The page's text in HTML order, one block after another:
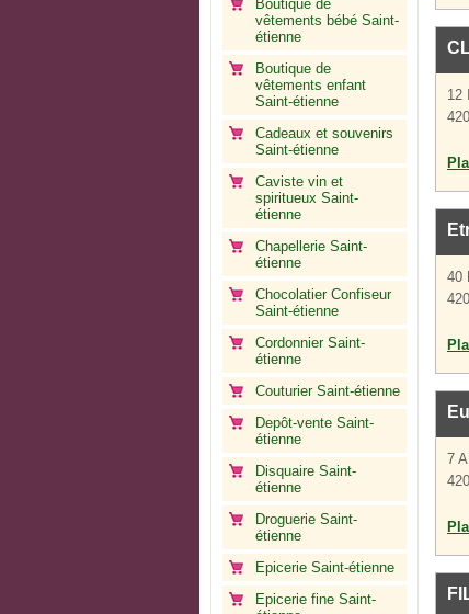
Boutique de
vêtements bébé Saint-
étienne
Boutique de
vêtements enfant
Saint-étienne
Cadeaux et souvenirs
Saint-étienne
Caviste vin et
spiritueux Saint-
étienne
Chapellerie Saint-
étienne
Chocolatier Confiseur
Saint-étienne
Cordonnier Saint-
étienne
Couturier Saint-étienne
Depôt-vente Saint-
étienne
Disquaire Saint-
étienne
Droguerie Saint-
étienne
Epicerie Saint-étienne
Epicerie fine Saint-
12
40
7